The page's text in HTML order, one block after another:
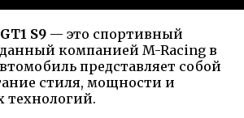
S9 — это спортивный
компанией M-Racing в
представляет собой
стиля, мощности и